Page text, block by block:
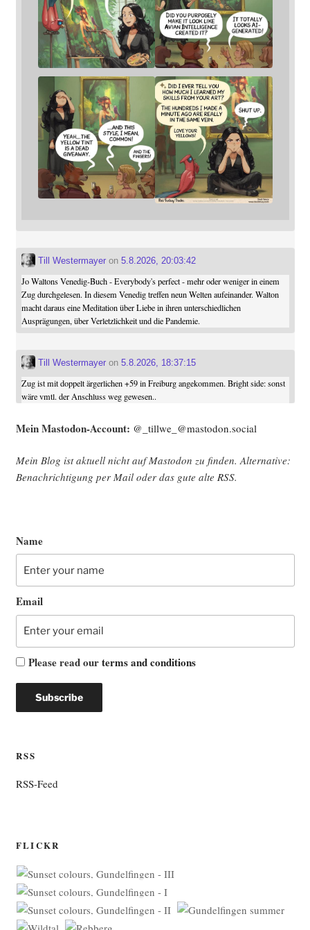
Till Westermayeron 5.8.2026, 20:03:42
Jo Waltons Venedig-Buch - Everybody's perfect - mehr oder weniger in einem
Zug durchgelesen. In diesem Venedig treffen neun Welten aufeinander. Walton
macht daraus eine Meditation über Liebe in ihren unterschiedlichen
Ausprägungen, über Verletzlichkeit und die Pandemie.
Till Westermayeron 5.8.2026, 18:37:15
Zug ist mit doppelt ärgerlichen +59 in Freiburg angekommen. Bright side: sonst
wäre vmtl. der Anschluss weg gewesen..
Mein Mast­o­don-Account: @_tillwe_@mastodon.social
Mein Blog ist aktu­ell nicht auf Mast­o­don zu fin­den. Alter­na­ti­ve:
Benach­rich­ti­gung per Mail oder das gute alte RSS.
Name
Email
Please read ourterms and conditions
RSS
RSS-Feed
FLICKR